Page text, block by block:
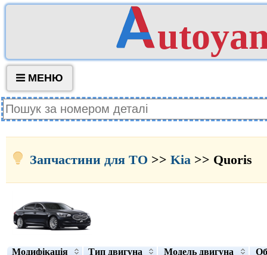
МЕНЮ
Запчастини для ТО >> Kia >> Quoris
Модифікація Тип двигуна Модель двигуна